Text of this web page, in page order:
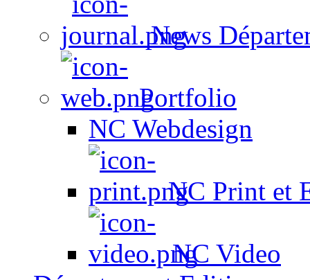
News
Portfolio
NC Webdesign
NC Print et
NC Video